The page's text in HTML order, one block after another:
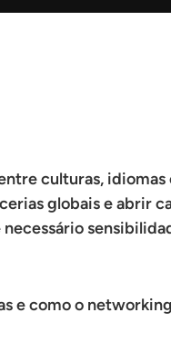
culturas,
globais e abrir
e como o